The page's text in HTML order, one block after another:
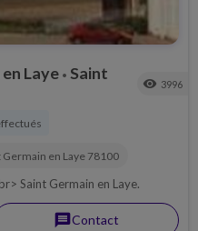
Laye • Saint
visibility 3996
Germain en Laye 78100
Saint Germain en Laye.
messageContact